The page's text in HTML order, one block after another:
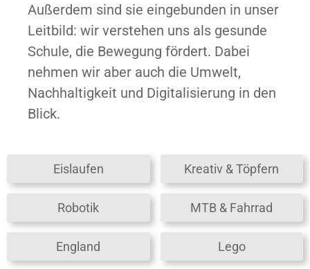
Außerdem sind sie eingebunden in unser
Leitbild: wir verstehen uns als gesunde
Schule, die Bewegung fördert. Dabei
nehmen wir aber auch die Umwelt,
Nachhaltigkeit und Digitalisierung in den
Blick.
Eislaufen Kreativ & Töpfern
Robotik MTB & Fahrrad
England Lego